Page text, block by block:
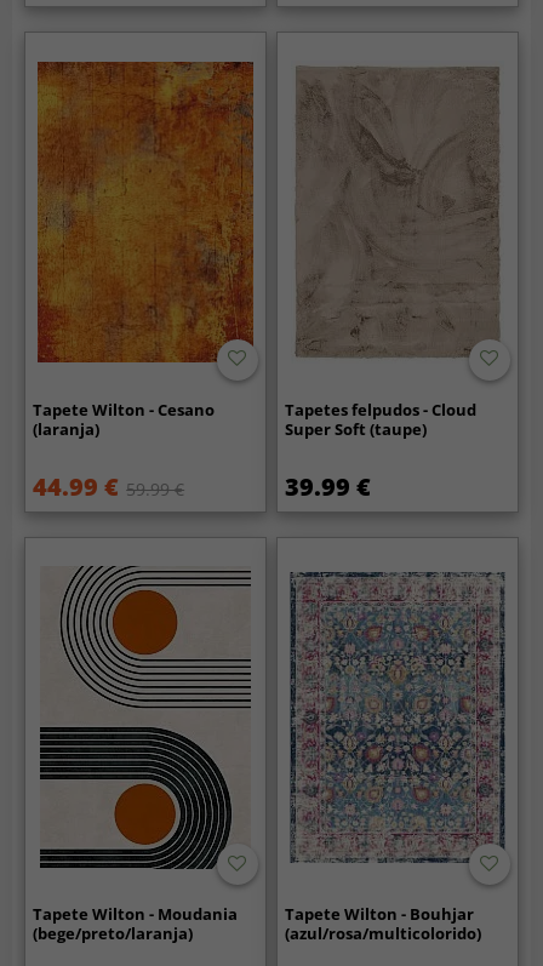
Tapete Wilton - Cesano
(laranja)
44.99 € 59.99 €
Tapetes felpudos - Cloud
Super Soft (taupe)
39.99 €
Tapete Wilton - Moudania
(bege/preto/laranja)
Tapete Wilton - Bouhjar
(azul/rosa/multicolorido)